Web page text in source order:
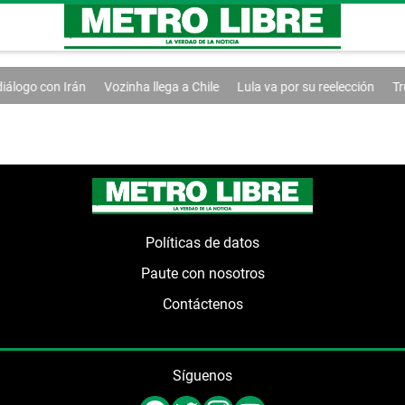
con Irán Vozinha llega a Chile Lula va por su reelección
Políticas de datos
Paute con nosotros
Contáctenos
Síguenos